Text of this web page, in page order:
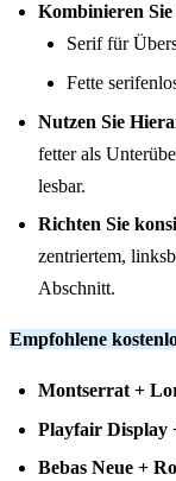
Kombinieren
Serif für
Fette
Nutzen Sie
fetter als
lesbar.
Richten Sie
zentriertem,
Abschnitt.
Empfohlene
Montserrat +
Playfair Display
Bebas Neue +